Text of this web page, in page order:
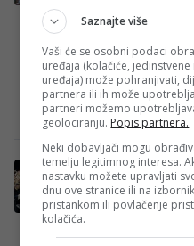
Rukometna
Hercegovine
takmičenja, a
putu bit će…
Redakcija Sop ·10/
Da se naježiš:
iz
Navijačka
pokazala
Saznajte više
Vaši će se osobni podaci
uređaja (kolačiće,
uređaja) može pohranjivati,
partnera ili ih može
partneri možemo
geolociranju. Popis partnera.
Neki dobavljači mogu
temelju legitimnog interesa.
nastavku možete upravljati
dnu ove stranice ili na
pristankom ili povlačenje
kolačića.